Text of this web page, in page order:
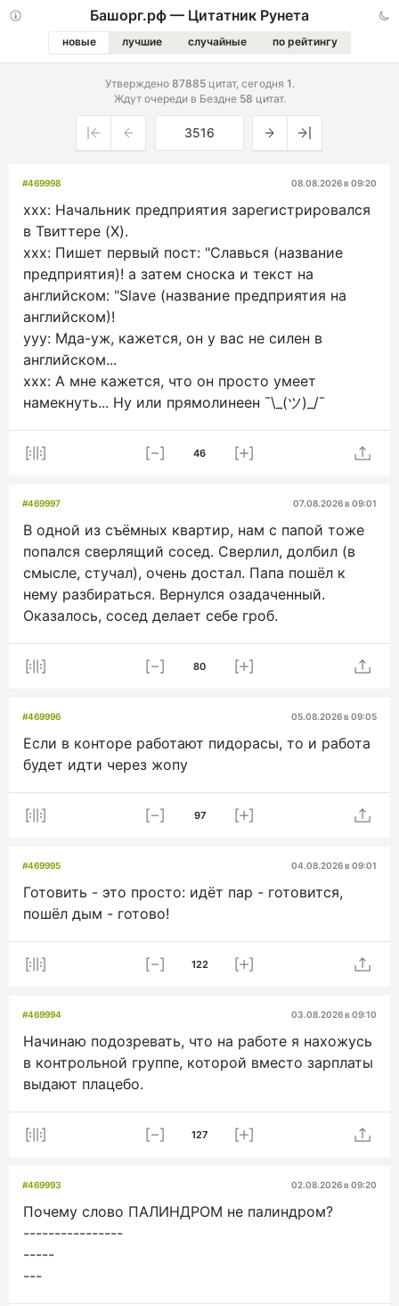
Башорг.рф — Цитатник Рунета
новые лучшие случайные по рейтингу
Утверждено 87885цитат, сегодня 1 .
Ждут очереди в Бездне 58 цитат.
#469998 08.08.2026 в 09:20
xxx: Начальник предприятия зарегистрировался
в Твиттере (X).
ххх: Пишет первый пост: "Славься (название
предприятия)! а затем сноска и текст на
английском: "Slave (название предприятия на
английском)!
yyy: Мда-уж, кажется, он у вас не силен в
английском...
xxx: А мне кажется, что он просто умеет
намекнуть... Ну или прямолинеен ¯\_(ツ)_/¯
46
#469997 07.08.2026 в 09:01
В одной из съёмных квартир, нам с папой тоже
попался сверлящий сосед. Сверлил, долбил (в
смысле, стучал), очень достал. Папа пошёл к
нему разбираться. Вернулся озадаченный.
Оказалось, сосед делает себе гроб.
80
#469996 05.08.2026 в 09:05
Если в конторе работают пидорасы, то и работа
будет идти через жопу
97
#469995 04.08.2026 в 09:01
Готовить - это просто: идёт пар - готовится,
пошёл дым - готово!
122
#469994 03.08.2026 в 09:10
Начинаю подозревать, что на работе я нахожусь
в контрольной группе, которой вместо зарплаты
выдают плацебо.
127
#469993 02.08.2026 в 09:20
Почему слово ПАЛИНДРОМ не палиндром?
----------------
-----
---